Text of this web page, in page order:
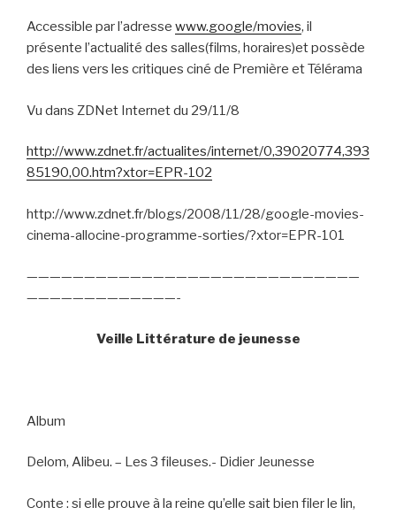
Accessible par l’adresse www.google/movies, il
présente l’actualité des salles(films, horaires)et possède
des liens vers les critiques ciné de Première et Télérama
Vu dans ZDNet Internet du 29/11/8
http://www.zdnet.fr/actualites/internet/0,39020774,393
85190,00.htm?xtor=EPR-102
http://www.zdnet.fr/blogs/2008/11/28/google-movies-
cinema-allocine-programme-sorties/?xtor=EPR-101
—————————————————————————————
—————————————-
Veille Littérature de jeunesse
Album
Delom, Alibeu. – Les 3 fileuses.- Didier Jeunesse
Conte : si elle prouve à la reine qu’elle sait bien filer le lin,